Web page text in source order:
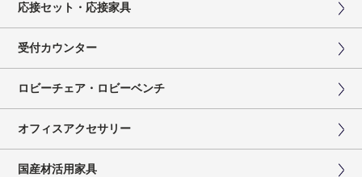
応接セット・応接家具
受付カウンター
ロビーチェア・ロビーベンチ
オフィスアクセサリー
国産材活用家具